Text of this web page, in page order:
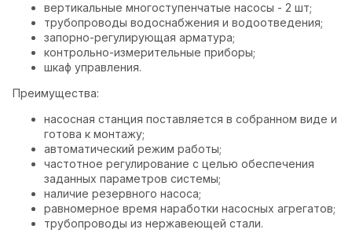
вертикальные многоступенчатые насосы - 2 шт;
трубопроводы водоснабжения и водоотведения;
запорно-регулирующая арматура;
контрольно-измерительные приборы;
шкаф управления.
Преимущества:
насосная станция поставляется в собранном виде и
готова к монтажу;
автоматический режим работы;
частотное регулирование с целью обеспечения
заданных параметров системы;
наличие резервного насоса;
равномерное время наработки насосных агрегатов;
трубопроводы из нержавеющей стали.